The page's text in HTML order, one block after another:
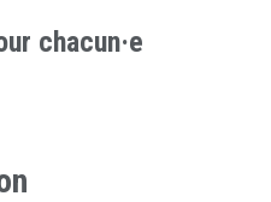
chacun·e